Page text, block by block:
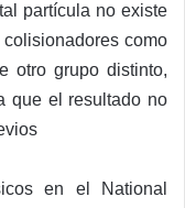
partícula no existe
como
otro grupo distinto,
que el resultado no
en el National